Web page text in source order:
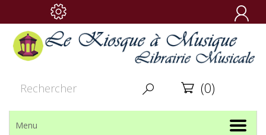

  (0)
Menu